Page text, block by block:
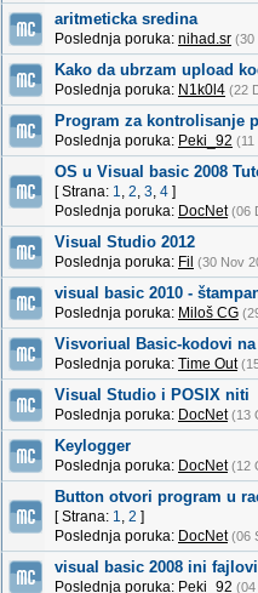
aritmeticka sredina
Poslednja poruka: nihad.sr (30
Kako da ubrzam upload
Poslednja poruka: N1k0l4 (22
Program za kontrolisanje
Poslednja poruka: Peki_92 (11
OS u Visual basic 2008
[ Strana: 1, 2, 3, 4 ]
Poslednja poruka: DocNet (06
Visual Studio 2012
Poslednja poruka: Fil (30 Nov
visual basic 2010 -
Poslednja poruka: Miloš CG
Visvoriual Basic-kodovi
Poslednja poruka: Time Out
Visual Studio i POSIX niti
Poslednja poruka: DocNet (13
Keylogger
Poslednja poruka: DocNet (12
Button otvori program u
[ Strana: 1, 2 ]
Poslednja poruka: DocNet (06
visual basic 2008 ini
Poslednja poruka: Peki_92 (04